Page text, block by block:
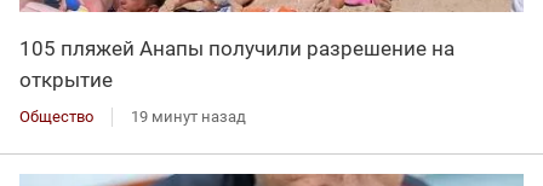
105 пляжей Анапы получили разрешение на
открытие
Общество 19 минут назад